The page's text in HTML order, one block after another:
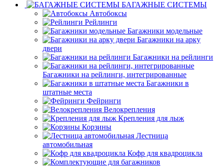
БАГАЖНЫЕ СИСТЕМЫ
Автобоксы
Рейлинги
Багажники модельные
Багажники на арку
двери
Багажники на рейлинги
Багажники на рейлинги, интегрированные
Багажники в
штатные места
Фейринги
Велокрепления
Крепления для лыж
Корзины
Лестница
автомобильная
Кофр для квадроцикла